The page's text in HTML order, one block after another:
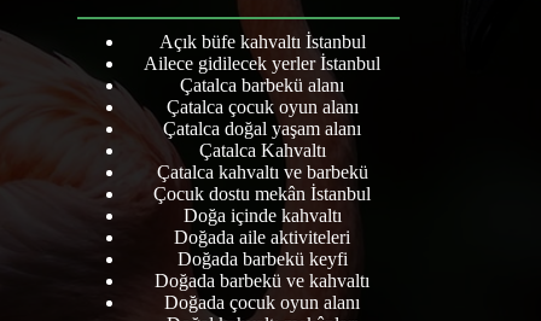
Açık büfe kahvaltı İstanbul
Ailece gidilecek yerler İstanbul
Çatalca barbekü alanı
Çatalca çocuk oyun alanı
Çatalca doğal yaşam alanı
Çatalca Kahvaltı
Çatalca kahvaltı ve barbekü
Çocuk dostu mekân İstanbul
Doğa içinde kahvaltı
Doğada aile aktiviteleri
Doğada barbekü keyfi
Doğada barbekü ve kahvaltı
Doğada çocuk oyun alanı